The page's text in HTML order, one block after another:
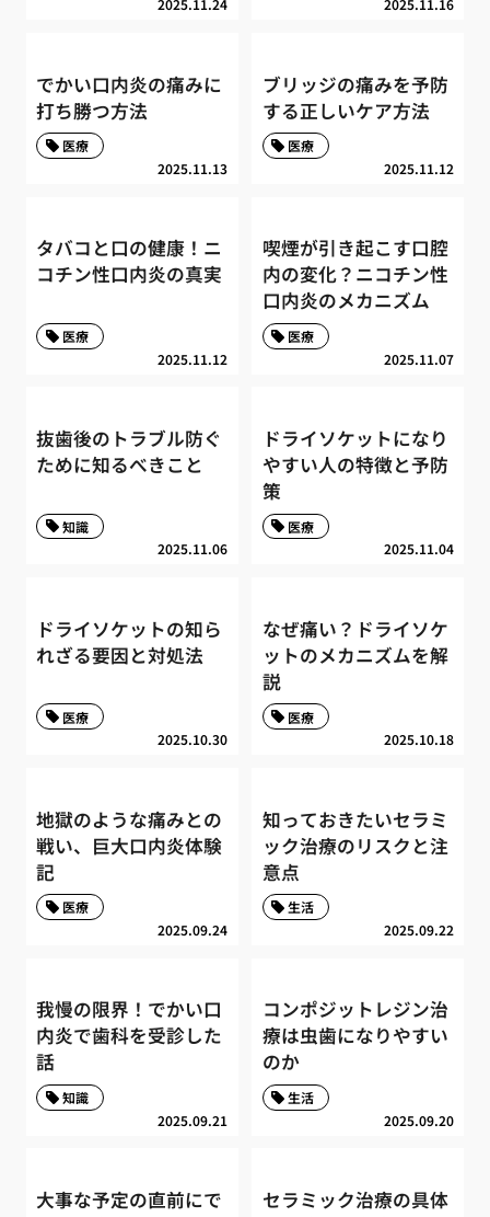
2025.11.24 2025.11.16
でかい口内炎の痛みに
打ち勝つ方法
2025.11.13
医療
ブリッジの痛みを予防
する正しいケア方法
2025.11.12
医療
タバコと口の健康！ニ
コチン性口内炎の真実
2025.11.12
医療
喫煙が引き起こす口腔
内の変化？ニコチン性
口内炎のメカニズム
2025.11.07
医療
抜歯後のトラブル防ぐ
ために知るべきこと
2025.11.06
知識
ドライソケットになり
やすい人の特徴と予防
策
2025.11.04
医療
ドライソケットの知ら
れざる要因と対処法
2025.10.30
医療
なぜ痛い？ドライソケ
ットのメカニズムを解
説
2025.10.18
医療
地獄のような痛みとの
戦い、巨大口内炎体験
記
2025.09.24
医療
知っておきたいセラミ
ック治療のリスクと注
意点
2025.09.22
生活
我慢の限界！でかい口
内炎で歯科を受診した
話
2025.09.21
知識
コンポジットレジン治
療は虫歯になりやすい
のか
2025.09.20
生活
大事な予定の直前にで
セラミック治療の具体